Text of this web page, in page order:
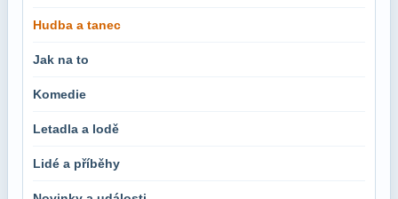
Hudba a tanec
Jak na to
Komedie
Letadla a lodě
Lidé a příběhy